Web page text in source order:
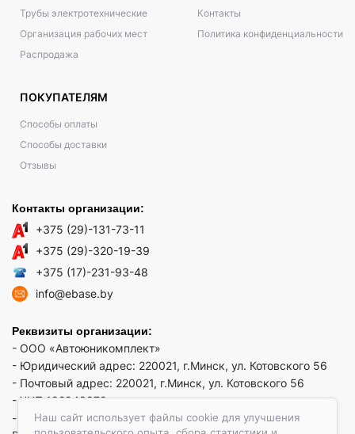
Наш сайт использует файлы cookie для улучшения
Трубы электротехнические
Организация рабочих мест
Распродажа
Контакты
Политика конфиденциальности
ПОКУПАТЕЛЯМ
Способы оплаты
Способы доставки
Отзывы
Контакты организации:
+375 (29)-131-73-11
+375 (29)-320-19-39
+375 (17)-231-93-48
info@ebase.by
Реквизиты организации:
- ООО «Автоюникомплект»
- Юридический адрес: 220021, г.Минск, ул. Котовского 56
- Почтовый адрес: 220021, г.Минск, ул. Котовского 56
- УНП 192949879
- р/сч BY52 REDJ 3012 1009 3553 3010 0933 в ЗАО "Банк